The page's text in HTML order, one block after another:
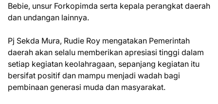
Bebie, unsur Forkopimda serta kepala perangkat daerah
dan undangan lainnya.
Pj Sekda Mura, Rudie Roy mengatakan Pemerintah
daerah akan selalu memberikan apresiasi tinggi dalam
setiap kegiatan keolahragaan, sepanjang kegiatan itu
bersifat positif dan mampu menjadi wadah bagi
pembinaan generasi muda dan masyarakat.